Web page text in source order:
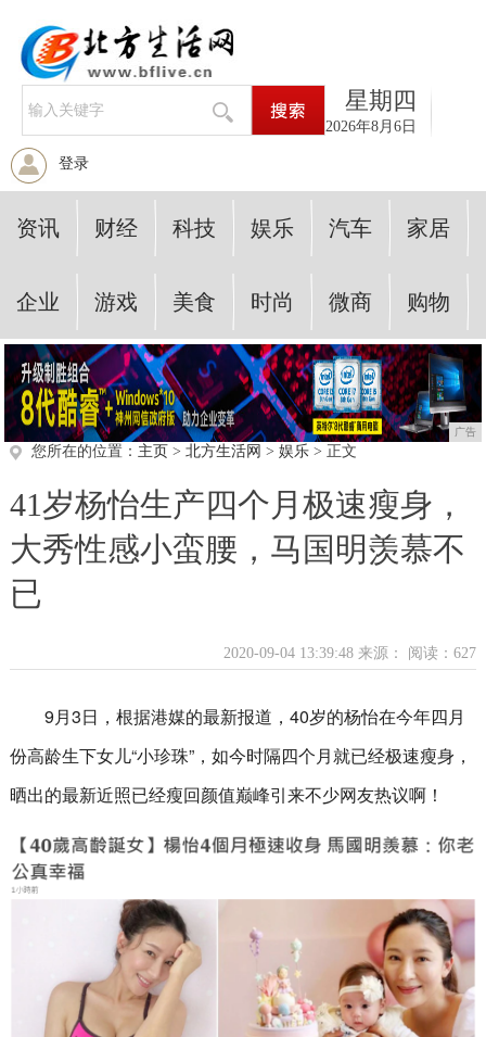
星期四
2026年8月6日
登录
资讯 财经 科技 娱乐 汽车 家居
企业 游戏 美食 时尚 微商 购物
广告
您所在的位置： 主页 > 北方生活网 > 娱乐> 正文
41岁杨怡生产四个月极速瘦身，
大秀性感小蛮腰，马国明羡慕不
已
2020-09-04 13:39:48 来源： 阅读：627
9月3日，根据港媒的最新报道，40岁的杨怡在今年四月
份高龄生下女儿“小珍珠”，如今时隔四个月就已经极速瘦身，
晒出的最新近照已经瘦回颜值巅峰引来不少网友热议啊！